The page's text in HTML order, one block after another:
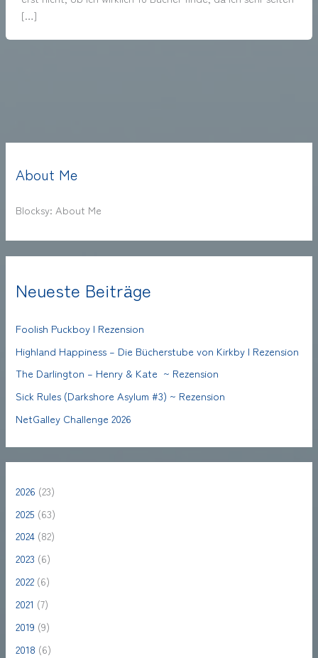
[…]
About Me
Blocksy: About Me
Neueste Beiträge
Foolish Puckboy | Rezension
Highland Happiness – Die Bücherstube von Kirkby | Rezension
The Darlington – Henry & Kate ~ Rezension
Sick Rules (Darkshore Asylum #3) ~ Rezension
NetGalley Challenge 2026
2026 (23)
2025 (63)
2024 (82)
2023 (6)
2022 (6)
2021 (7)
2019 (9)
2018 (6)